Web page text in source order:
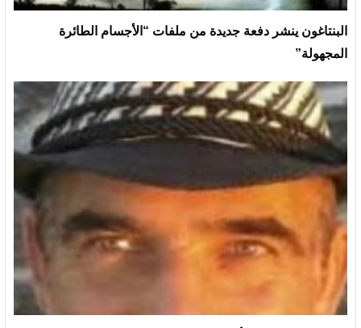
البنتاغون ينشر دفعة جديدة من ملفات “الأجسام الطائرة
المجهولة”